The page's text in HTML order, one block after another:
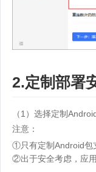
2.定制部署
（1）选择定制
注意：
①只有定制Android包
②出于安全考虑，应